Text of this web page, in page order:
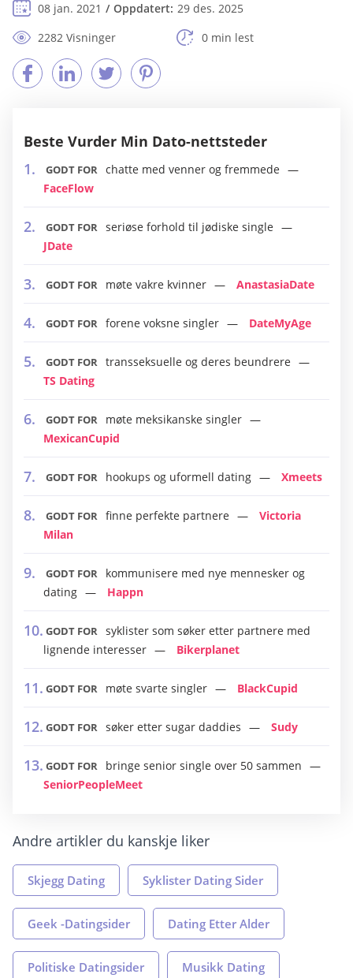
08 jan. 2021
Oppdatert: 29 des. 2025
2282 Visninger
0 min lest
Beste Vurder Min Dato-nettsteder
GODT FOR chatte med venner og fremmede
FaceFlow
GODT FOR seriøse forhold til jødiske single
JDate
GODT FOR møte vakre kvinner AnastasiaDate
GODT FOR forene voksne singler DateMyAge
GODT FOR transseksuelle og deres beundrere
TS Dating
GODT FOR
møte meksikanske singler
MexicanCupid
GODT FOR hookups og uformell dating Xmeets
GODT FOR finne perfekte partnere
Victoria
Milan
GODT FOR
kommunisere med nye mennesker og
dating
Happn
GODT FOR syklister som søker etter partnere med
lignende interesser
Bikerplanet
GODT FOR møte svarte singler BlackCupid
GODT FOR søker etter sugar daddies Sudy
GODT FOR
bringe senior single over 50 sammen
SeniorPeopleMeet
Andre artikler du kanskje liker
Skjegg Dating Syklister Dating Sider
Geek -Datingsider Dating Etter Alder
Politiske Datingsider Musikk Dating